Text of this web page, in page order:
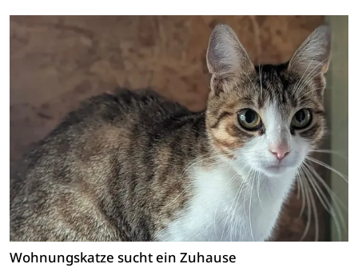
Wohnungskatze sucht ein Zuhause